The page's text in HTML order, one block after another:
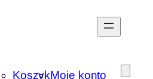
KoszykMoje konto